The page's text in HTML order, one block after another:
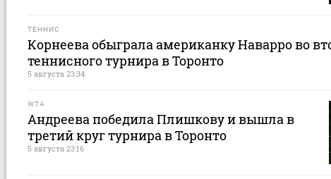
ТЕННИС
Корнеева обыграла американку Наварро во
теннисного турнира в Торонто
5 августа 23:34
WTA
Андреева победила Плишкову и вышла в
третий круг турнира в Торонто
5 августа 23:16